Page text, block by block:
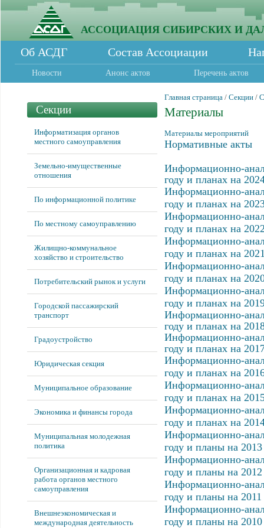
АССОЦИАЦИЯ СИБИРСКИХ И
Об АСДГ Состав Ассоциации
Новости Анонс актов Перечень актов
Секции
Информатизация органов
местного самоуправления
Земельно-имущественные
отношения
По информационной политике
По местному самоуправлению
Жилищно-коммунальное
хозяйство и строительство
Потребительский рынок и услуги
Городской пассажирский
транспорт
Градоустройство
Юридическая секция
Муниципальное образование
Экономика и финансы города
Муниципальная молодежная
политика
Организационная и кадровая
работа органов местного
самоуправления
Внешнеэкономическая и
международная деятельность
Главная страница / Секции /
Материалы
Материалы мероприятий
Нормативные акты
Информационно-
году и планах на
Информационно-
году и планах на
Информационно-
году и планах на
Информационно-
году и планах на
Информационно-
году и планах на
Информационно-
году и планах на
Информационно-
году и планах на
Информационно-
году и планах на
Информационно-
году и планах на
Информационно-
году и планах на
Информационно-
году и планах на
Информационно-
году и планы на 2013
Информационно-
году и планы на 2012
Информационно-
году и планы на 2011
Информационно-
году и планы на 2010